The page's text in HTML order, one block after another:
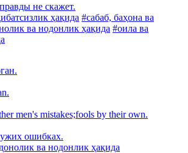
не скажет.
ҳақида #сабаб, баҳона ва
ва нодонлик ҳақида #оила ва
men's mistakes;fools by their own.
ошибках.
ва нодонлик ҳақида